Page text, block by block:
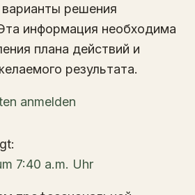
решения
информация необходима
плана действий и
результата.
anmelden
7:40 a.m. Uhr